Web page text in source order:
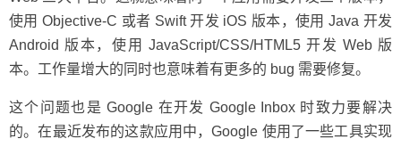
使用 Objective-C 或者 Swift 开发 iOS 版本，使用 Java 开发
Android 版本，使用 JavaScript/CSS/HTML5 开发 Web 版
本。工作量增大的同时也意味着有更多的 bug 需要修复。
这个问题也是 Google 在开发 Google Inbox 时致力要解决
的。在最近发布的这款应用中，Google 使用了一些工具实现